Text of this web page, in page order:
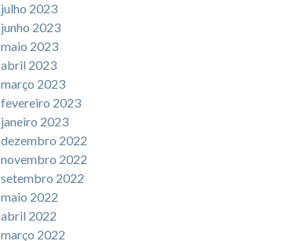
julho 2023
junho 2023
maio 2023
abril 2023
março 2023
fevereiro 2023
janeiro 2023
dezembro 2022
novembro 2022
setembro 2022
maio 2022
abril 2022
março 2022